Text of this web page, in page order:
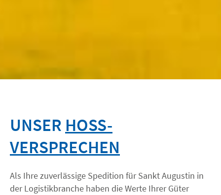
UNSER HOSS-
VERSPRECHEN
Als Ihre zuverlässige Spedition für Sankt Augustin in
der Logistikbranche haben die Werte Ihrer Güter